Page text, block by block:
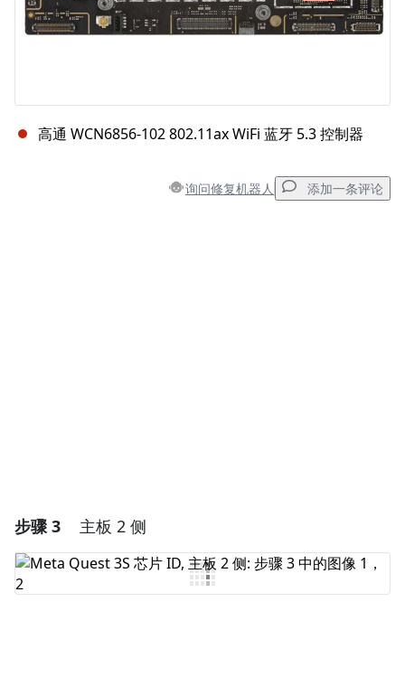
高通 WCN6856-102 802.11ax WiFi 蓝牙 5.3 控制器
询问修复机器人 添加一条评论
步骤 3 主板 2 侧